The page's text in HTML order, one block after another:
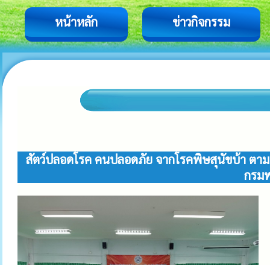
หน้าหลัก ข่าวกิจกรรม
สัตว์ปลอดโรค คนปลอดภัย จากโรคพิษสุนัขบ้า ตา
กรม